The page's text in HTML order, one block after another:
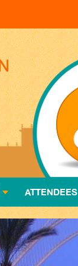
ATTENDEES